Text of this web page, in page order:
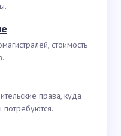
стоимость
права, куда
потребуются.